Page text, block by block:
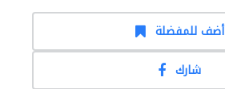
أضف للمفضلة
شارك